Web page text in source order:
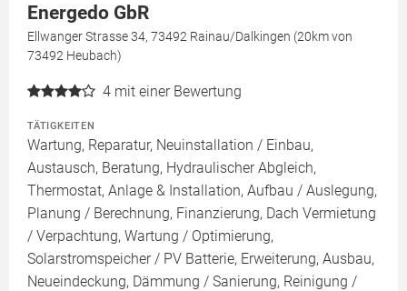
Energedo GbR
Ellwanger Strasse 34, 73492 Rainau/Dalkingen (20km von
73492 Heubach)
4 mit einer Bewertung
TÄTIGKEITEN
Wartung, Reparatur, Neuinstallation / Einbau,
Austausch, Beratung, Hydraulischer Abgleich,
Thermostat, Anlage & Installation, Aufbau / Auslegung,
Planung / Berechnung, Finanzierung, Dach Vermietung
/ Verpachtung, Wartung / Optimierung,
Solarstromspeicher / PV Batterie, Erweiterung, Ausbau,
Neueindeckung, Dämmung / Sanierung, Reinigung /